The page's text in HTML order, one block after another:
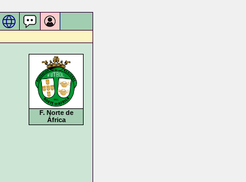
F. Norte de
África